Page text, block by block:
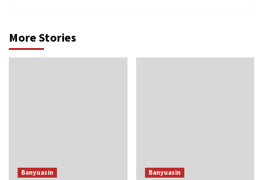
More Stories
Banyuasin Banyuasin